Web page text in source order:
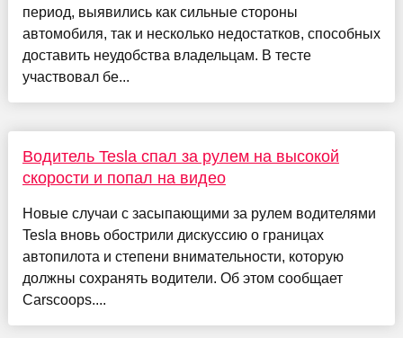
период, выявились как сильные стороны
автомобиля, так и несколько недостатков, способных
доставить неудобства владельцам. В тесте
участвовал бе...
Водитель Tesla спал за рулем на высокой
скорости и попал на видео
Новые случаи с засыпающими за рулем водителями
Tesla вновь обострили дискуссию о границах
автопилота и степени внимательности, которую
должны сохранять водители. Об этом сообщает
Carscoops....